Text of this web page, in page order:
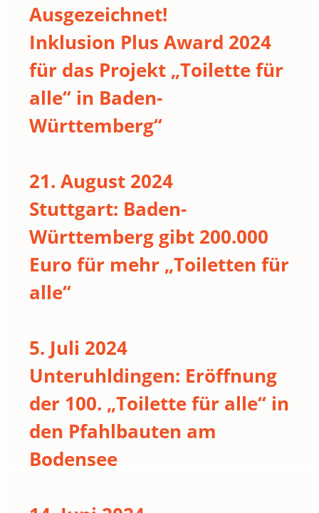
Ausgezeichnet!
Inklusion Plus Award 2024
für das Projekt „Toilette für
alle“ in Baden-
Württemberg“
21. August 2024
Stuttgart: Baden-
Württemberg gibt 200.000
Euro für mehr „Toiletten für
alle“
5. Juli 2024
Unteruhldingen: Eröffnung
der 100. „Toilette für alle“ in
den Pfahlbauten am
Bodensee